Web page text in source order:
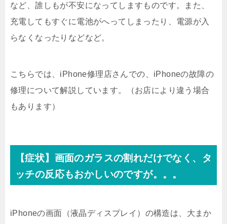
など、誰しもが不安になってしますものです。また、
充電してもすぐに電池がへってしまったり、電源が入
らなくなったりなどなど。
こちらでは、iPhone修理店さんでの、iPhoneの故障の
修理について解説しています。（お店により違う場合
もあります）
【症状】画面のガラスの割れだけでなく、タ
ッチの反応もおかしいのですが。。。
iPhoneの画面（液晶ディスプレイ）の構造は、大まか